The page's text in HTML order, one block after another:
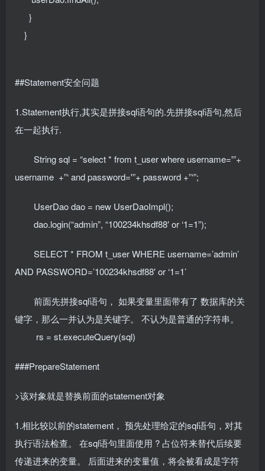
}
}
##Statement安全问题
1.Statement执行,其实是拼接sql语句的.先拼接sql语句,然后
在一起执行.
String sql = “select * from t_user where username='”+
username +”‘ and password='”+ password +”‘”;
UserDao dao = new UserDaoImpl();
dao.login(“admin”, “100234khsdf88′ or ‘1=1”);
SELECT * FROM t_user WHERE username=’admin’
AND PASSWORD=’100234khsdf88′ or ‘1=1’
前面先拼接sql语句， 如果变量里面带有了 数据库的关
键字，那么一并认为是关键字。 不认为是普通的字符串。
rs = st.executeQuery(sql)
###PrepareStatement
>该对象就是替换前面的statement对象
1.相比较以前的statement， 预先处理给定的sql语句，对其
执行语法检查。 在sql语句里面使用 ? 占位符来替代后续要
传递进来的变量。 后面进来的变量值，将会被看成是字符